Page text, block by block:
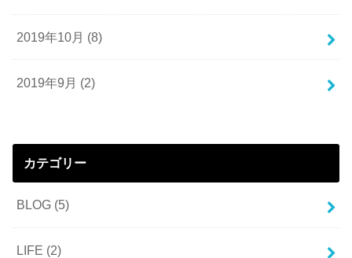
2019年10月 (8)
2019年9月 (2)
カテゴリー
BLOG (5)
LIFE (2)